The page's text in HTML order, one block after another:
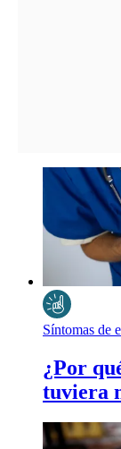
Síntomas de
¿Por
tuviera